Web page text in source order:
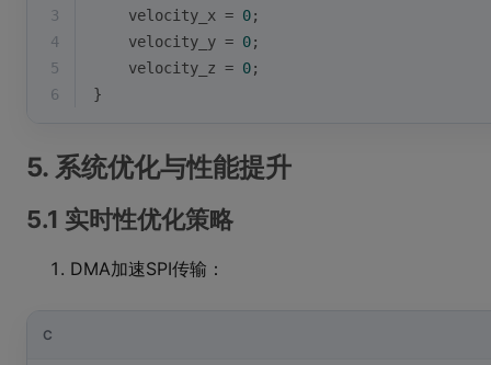
3
    velocity_x =
0;
4
    velocity_y =
0;
5
    velocity_z =
0;
6
}
5. 系统优化与性能提升
5.1 实时性优化策略
DMA加速SPI传输：
C